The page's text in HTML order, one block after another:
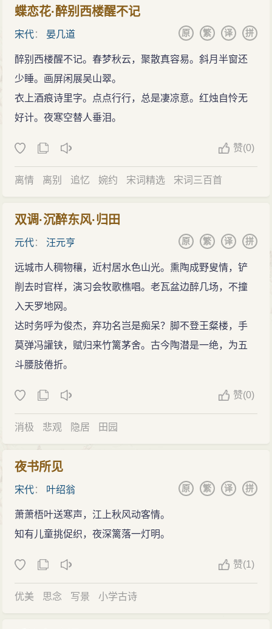
蝶恋花·醉别西楼醒不记
宋代： 晏几道 拼
译
繁
原
醉别西楼醒不记。春梦秋云，聚散真容易。斜月半窗还
少睡。画屏闲展吴山翠。
衣上酒痕诗里字。点点行行，总是凄凉意。红烛自怜无
好计。夜寒空替人垂泪。
赞(0)
离情 离别 追忆 婉约 宋词精选 宋词三百首
双调·沉醉东风·归田
元代： 汪元亨 拼
译
繁
原
远城市人稠物穰，近村居水色山光。熏陶成野叟情，铲
削去时官样，演习会牧歌樵唱。老瓦盆边醉几场，不撞
入天罗地网。
达时务呼为俊杰，弃功名岂是痴呆？脚不登王粲楼，手
莫弹冯讙铗，赋归来竹篱茅舍。古今陶潜是一绝，为五
斗腰肢倦折。
赞(0)
消极 悲观 隐居 田园
夜书所见
宋代： 叶绍翁 拼
译
繁
原
萧萧梧叶送寒声，江上秋风动客情。
知有儿童挑促织，夜深篱落一灯明。
赞(1)
优美 思念 写景 小学古诗